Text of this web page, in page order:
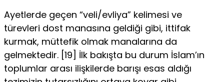
Ayetlerde geçen “veli/evliya” kelimesi ve
türevleri dost manasına geldiği gibi, ittifak
kurmak, müttefik olmak manalarına da
gelmektedir. [19] İlk bakışta bu durum İslam’ın
toplumlar arası ilişkilerde barışı esas aldığı